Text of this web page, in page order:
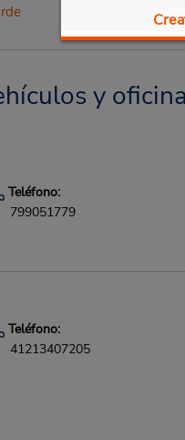
y
Teléfono:
799051779
Teléfono:
41213407205